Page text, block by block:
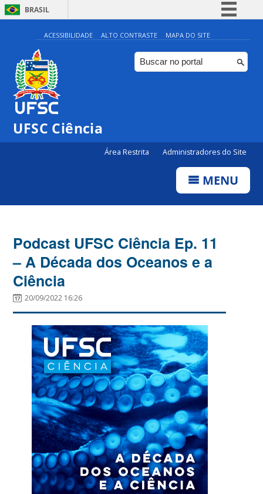
BRASIL
Simplifique!
Comunica BR
Participe
ACESSIBILIDADE ALTO CONTRASTE MAPA DO SITE
UFSC Ciência
Área Restrita Administradores do Site
MENU
Podcast UFSC Ciência Ep. 11
– A Década dos Oceanos e a
Ciência
20/09/2022 16:26